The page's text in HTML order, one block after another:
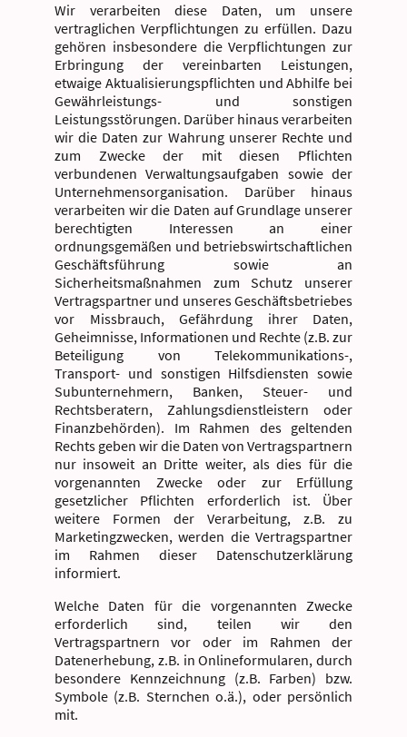
Wir verarbeiten diese Daten, um unsere
vertraglichen Verpflichtungen zu erfüllen. Dazu
gehören insbesondere die Verpflichtungen zur
Erbringung der vereinbarten Leistungen,
etwaige Aktualisierungspflichten und Abhilfe bei
Gewährleistungs- und sonstigen
Leistungsstörungen. Darüber hinaus verarbeiten
wir die Daten zur Wahrung unserer Rechte und
zum Zwecke der mit diesen Pflichten
verbundenen Verwaltungsaufgaben sowie der
Unternehmensorganisation. Darüber hinaus
verarbeiten wir die Daten auf Grundlage unserer
berechtigten Interessen an einer
ordnungsgemäßen und betriebswirtschaftlichen
Geschäftsführung sowie an
Sicherheitsmaßnahmen zum Schutz unserer
Vertragspartner und unseres Geschäftsbetriebes
vor Missbrauch, Gefährdung ihrer Daten,
Geheimnisse, Informationen und Rechte (z.B. zur
Beteiligung von Telekommunikations-,
Transport- und sonstigen Hilfsdiensten sowie
Subunternehmern, Banken, Steuer- und
Rechtsberatern, Zahlungsdienstleistern oder
Finanzbehörden). Im Rahmen des geltenden
Rechts geben wir die Daten von Vertragspartnern
nur insoweit an Dritte weiter, als dies für die
vorgenannten Zwecke oder zur Erfüllung
gesetzlicher Pflichten erforderlich ist. Über
weitere Formen der Verarbeitung, z.B. zu
Marketingzwecken, werden die Vertragspartner
im Rahmen dieser Datenschutzerklärung
informiert.
Welche Daten für die vorgenannten Zwecke
erforderlich sind, teilen wir den
Vertragspartnern vor oder im Rahmen der
Datenerhebung, z.B. in Onlineformularen, durch
besondere Kennzeichnung (z.B. Farben) bzw.
Symbole (z.B. Sternchen o.ä.), oder persönlich
mit.